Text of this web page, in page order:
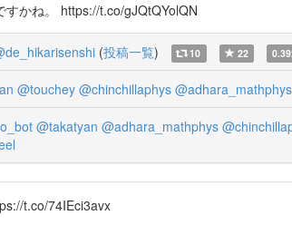
すかね。 https://t.co/gJQtQYolQN
(投稿一覧) 10 22
@touchey @chinchillaphys @adhara_mathphys
@takatyan @adhara_mathphys
t.co/74IEci3avx